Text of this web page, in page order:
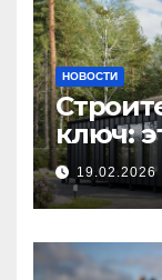
НОВОСТИ
ключ:
19.02.2026